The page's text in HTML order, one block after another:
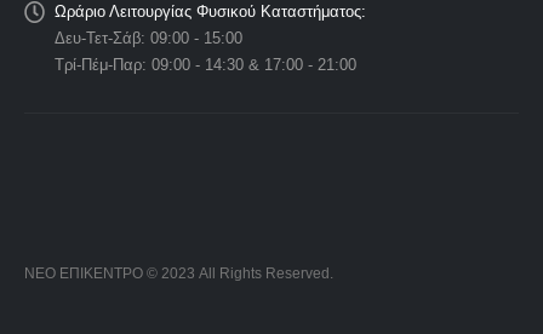
Ωράριο Λειτουργίας Φυσικού Καταστήματος:
Δευ-Τετ-Σάβ: 09:00 - 15:00
Τρί-Πέμ-Παρ: 09:00 - 14:30 & 17:00 - 21:00
ΝΕΟ ΕΠΙΚΕΝΤΡΟ © 2023 All Rights Reserved.